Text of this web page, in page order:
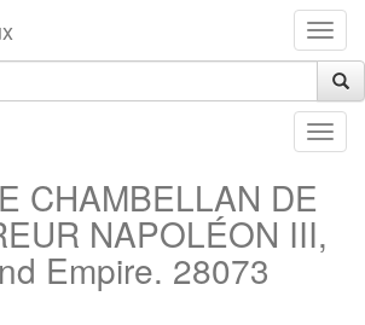
CHAMBELLAN DE
NAPOLÉON III,
Empire. 28073